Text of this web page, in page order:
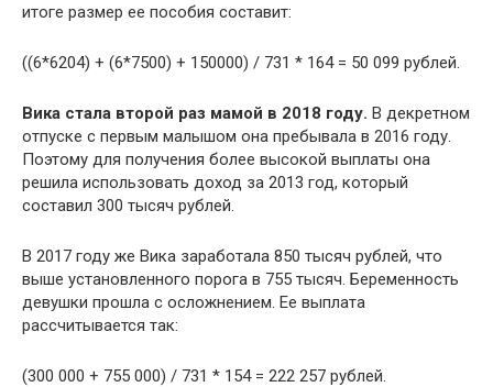
итоге размер ее пособия составит:
((6*6204) + (6*7500) + 150000) / 731 * 164 = 50 099 рублей.
Вика стала второй раз мамой в 2018 году. В декретном
отпуске с первым малышом она пребывала в 2016 году.
Поэтому для получения более высокой выплаты она
решила использовать доход за 2013 год, который
составил 300 тысяч рублей.
В 2017 году же Вика заработала 850 тысяч рублей, что
выше установленного порога в 755 тысяч. Беременность
девушки прошла с осложнением. Ее выплата
рассчитывается так:
(300 000 + 755 000) / 731 * 154 = 222 257 рублей.